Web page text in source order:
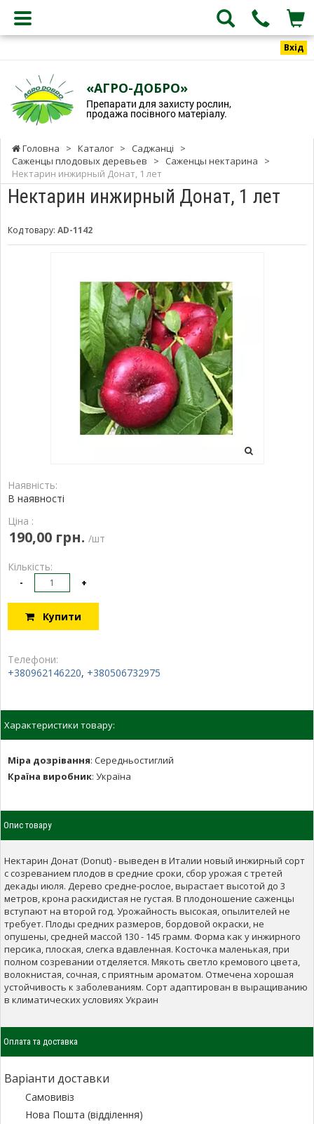
Вхід
«АГРО-ДОБРО»
Препарати для захисту рослин,
продажа посівного матеріалу.
Головна > Каталог > Саджанці
>
Саженцы плодовых деревьев
> Саженцы нектарина
>
Нектарин инжирный Донат, 1 лет
Нектарин инжирный Донат, 1 лет
Код товару: AD-1142
Наявність:
В наявності
Ціна :
190,00 грн. /шт
Кількість:
- +
Купити
Телефони:
+380962146220, +380506732975
Характеристики товару:
Міра дозрівання: Середньостиглий
Країна виробник: Україна
Опис товару
Нектарин Донат (Donut) - выведен в Италии новый инжирный сорт
с созреванием плодов в средние сроки, сбор урожая с третей
декады июля. Дерево средне-рослое, вырастает высотой до 3
метров, крона раскидистая не густая. В плодоношение саженцы
вступают на второй год. Урожайность высокая, опылителей не
требует. Плоды средних размеров, бордовой окраски, не
опушены, средней массой 130 - 145 грамм. Форма как у инжирного
персика, плоская, слегка вдавленная. Косточка маленькая, при
полном созревании отделяется. Мякоть светло кремового цвета,
волокнистая, сочная, с приятным ароматом. Отмечена хорошая
устойчивость к заболеваниям. Сорт адаптирован в выращиванию
в климатических условиях Украин
Оплата та доставка
Варіанти доставки
Самовивіз
Нова Пошта (відділення)